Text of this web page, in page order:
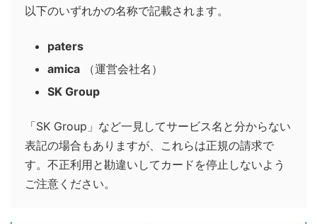
以下のいずれかの名称で記載されます。
paters
amica （運営会社名）
SK Group
「SK Group」など一見してサービス名と分からない
表記の場合もありますが、これらは正規の請求で
す。不正利用と勘違いしてカードを停止しないよう
ご注意ください。